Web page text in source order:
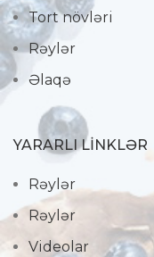
Tort növləri
Rəylər
Əlaqə
YARARLI LİNKLƏR
Rəylər
Rəylər
Videolar